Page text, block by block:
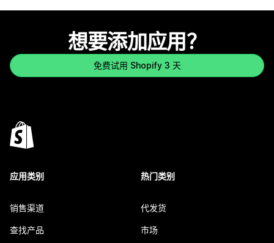
想要添加应用？
免费试用 Shopify 3 天
应用类别
销售渠道
查找产品
热门类别
代发货
市场